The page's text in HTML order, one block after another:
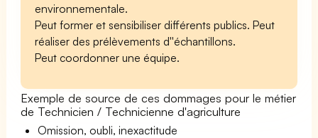
environnementale.
Peut former et sensibiliser différents publics. Peut
réaliser des prélèvements d''échantillons.
Peut coordonner une équipe.
Exemple de source de ces dommages pour le métier
de Technicien / Technicienne d'agriculture
Omission, oubli, inexactitude